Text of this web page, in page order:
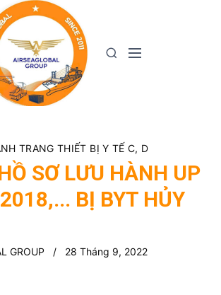
S
M
TRANG THIẾT BỊ Y TẾ C, D
SƠ LƯU HÀNH UP
BỊ BYT HỦY
GROUP 28 Tháng 9, 2022